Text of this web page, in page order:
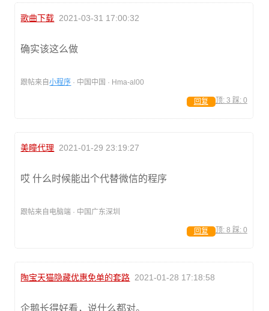
歌曲下载 2021-03-31 17:00:32
确实该这么做
跟帖来自小程序 · 中国中国 · Hma-al00
顶: 3 踩: 0
回复
美瞳代理 2021-01-29 23:19:27
哎 什么时候能出个代替微信的程序
跟帖来自电脑端 · 中国广东深圳
顶: 8 踩: 0
回复
陶宝天猫隐藏优惠免单的套路 2021-01-28 17:18:58
企鹅长得好看，说什么都对。